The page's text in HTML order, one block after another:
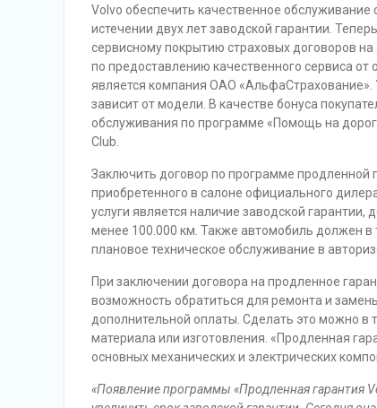
Volvo обеспечить качественное
истечении двух лет заводской гарантии.
сервисному покрытию страховых договоров
по предоставлению качественного сервиса
является компания ОАО «АльфаСтрахование».
зависит от модели. В качестве бонуса
обслуживания по программе «Помощь на
Club.
Заключить договор по программе
приобретенного в салоне официального
услуги является наличие заводской
менее 100.000 км. Также автомобиль должен в
плановое техническое обслуживание в
При заключении договора на продленное
возможность обратиться для ремонта и
дополнительной оплаты. Сделать это можно в
материала или изготовления. «Продленная
основных механических и электрических
«Появление программы «Продленная гарантия